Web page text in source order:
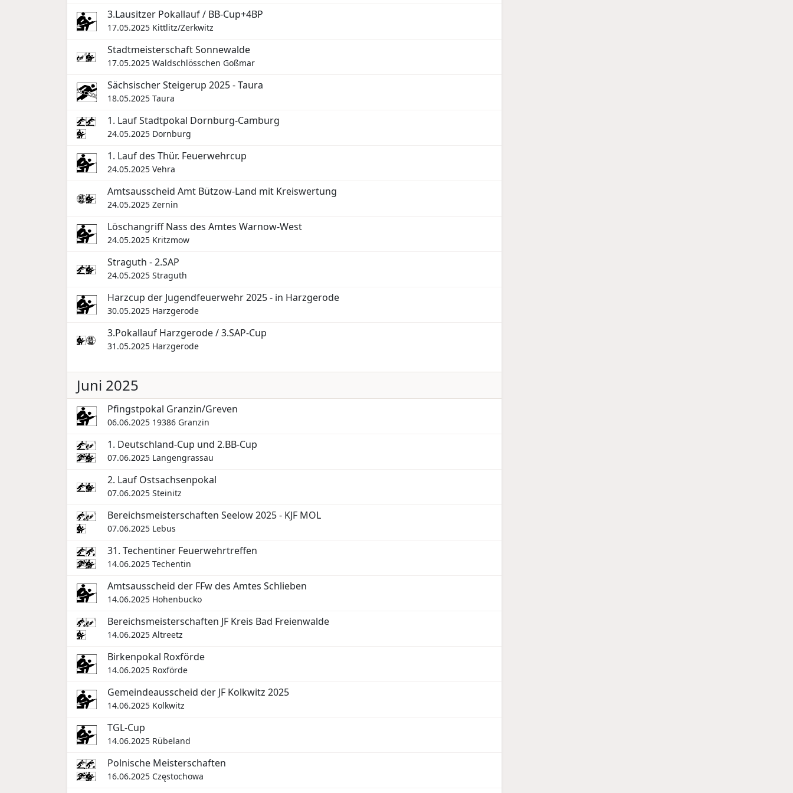
3.Lausitzer Pokallauf / BB-Cup+4BP
17.05.2025 Kittlitz/Zerkwitz
Stadtmeisterschaft Sonnewalde
17.05.2025 Waldschlösschen Goßmar
Sächsischer Steigerup 2025 - Taura
18.05.2025 Taura
1. Lauf Stadtpokal Dornburg-Camburg
24.05.2025 Dornburg
1. Lauf des Thür. Feuerwehrcup
24.05.2025 Vehra
Amtsausscheid Amt Bützow-Land mit Kreiswertung
24.05.2025 Zernin
Löschangriff Nass des Amtes Warnow-West
24.05.2025 Kritzmow
Straguth - 2.SAP
24.05.2025 Straguth
Harzcup der Jugendfeuerwehr 2025 - in Harzgerode
30.05.2025 Harzgerode
3.Pokallauf Harzgerode / 3.SAP-Cup
31.05.2025 Harzgerode
Juni 2025
Pfingstpokal Granzin/Greven
06.06.2025 19386 Granzin
1. Deutschland-Cup und 2.BB-Cup
07.06.2025 Langengrassau
2. Lauf Ostsachsenpokal
07.06.2025 Steinitz
Bereichsmeisterschaften Seelow 2025 - KJF MOL
07.06.2025 Lebus
31. Techentiner Feuerwehrtreffen
14.06.2025 Techentin
Amtsausscheid der FFw des Amtes Schlieben
14.06.2025 Hohenbucko
Bereichsmeisterschaften JF Kreis Bad Freienwalde
14.06.2025 Altreetz
Birkenpokal Roxförde
14.06.2025 Roxförde
Gemeindeausscheid der JF Kolkwitz 2025
14.06.2025 Kolkwitz
TGL-Cup
14.06.2025 Rübeland
Polnische Meisterschaften
16.06.2025 Częstochowa